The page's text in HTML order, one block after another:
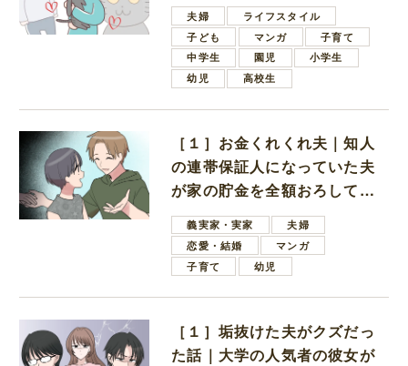
夫婦
ライフスタイル
子ども
マンガ
子育て
中学生
園児
小学生
幼児
高校生
［１］お金くれくれ夫｜知人
の連帯保証人になっていた夫
が家の貯金を全額おろしてほ
しいと言ってきた
義実家・実家
夫婦
恋愛・結婚
マンガ
子育て
幼児
［１］垢抜けた夫がクズだっ
た話｜大学の人気者の彼女が